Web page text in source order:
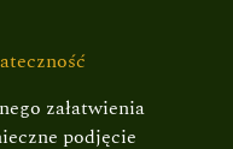
załatwienia
podjęcie